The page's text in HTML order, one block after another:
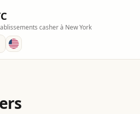
casher à New York